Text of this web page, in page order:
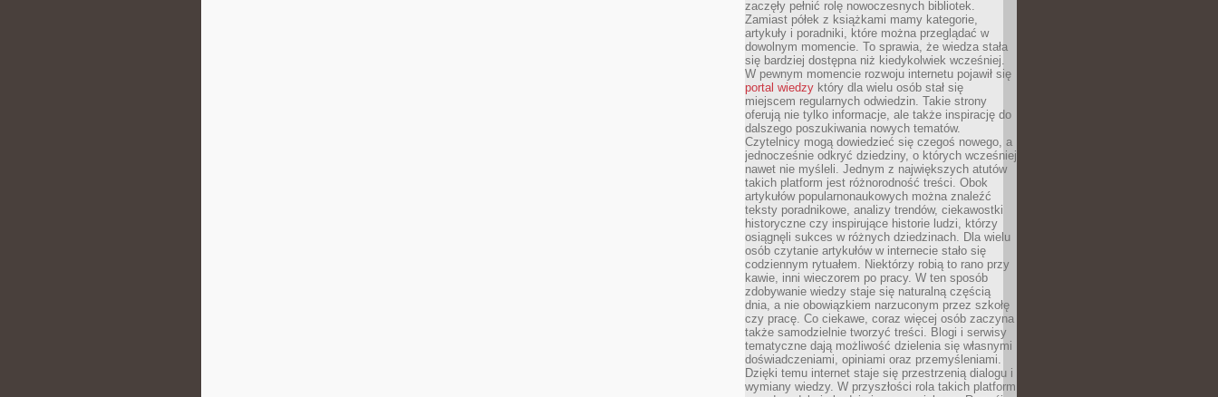
zaczęły pełnić rolę nowoczesnych bibliotek.
Zamiast półek z książkami mamy kategorie,
artykuły i poradniki, które można przeglądać w
dowolnym momencie. To sprawia, że wiedza stała
się bardziej dostępna niż kiedykolwiek wcześniej.
W pewnym momencie rozwoju internetu pojawił się
portal wiedzy który dla wielu osób stał się
miejscem regularnych odwiedzin. Takie strony
oferują nie tylko informacje, ale także inspirację do
dalszego poszukiwania nowych tematów.
Czytelnicy mogą dowiedzieć się czegoś nowego, a
jednocześnie odkryć dziedziny, o których wcześniej
nawet nie myśleli. Jednym z największych atutów
takich platform jest różnorodność treści. Obok
artykułów popularnonaukowych można znaleźć
teksty poradnikowe, analizy trendów, ciekawostki
historyczne czy inspirujące historie ludzi, którzy
osiągnęli sukces w różnych dziedzinach. Dla wielu
osób czytanie artykułów w internecie stało się
codziennym rytuałem. Niektórzy robią to rano przy
kawie, inni wieczorem po pracy. W ten sposób
zdobywanie wiedzy staje się naturalną częścią
dnia, a nie obowiązkiem narzuconym przez szkołę
czy pracę. Co ciekawe, coraz więcej osób zaczyna
także samodzielnie tworzyć treści. Blogi i serwisy
tematyczne dają możliwość dzielenia się własnymi
doświadczeniami, opiniami oraz przemyśleniami.
Dzięki temu internet staje się przestrzenią dialogu i
wymiany wiedzy. W przyszłości rola takich platform